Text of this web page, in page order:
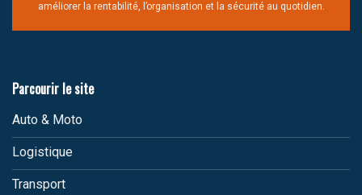
améliorer la rentabilité, l’organisation et la sécurité au quotidien.
Parcourir le site
Auto & Moto
Logistique
Transport